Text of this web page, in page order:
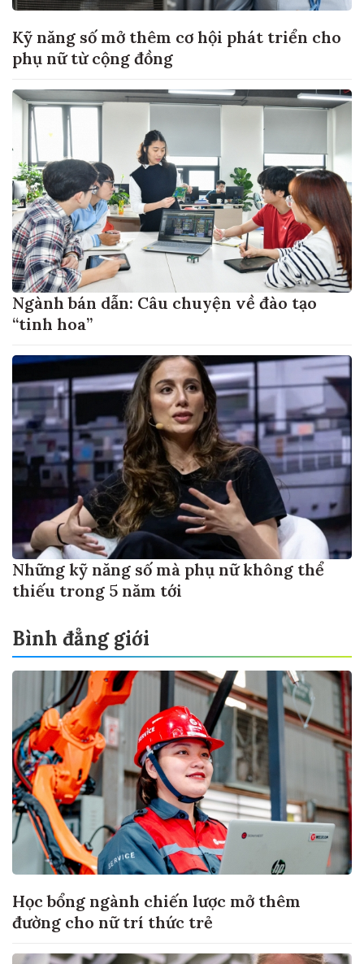
Kỹ năng số mở thêm cơ hội phát triển cho
phụ nữ từ cộng đồng
Ngành bán dẫn: Câu chuyện về đào tạo
“tinh hoa”
Những kỹ năng số mà phụ nữ không thể
thiếu trong 5 năm tới
Bình đẳng giới
Học bổng ngành chiến lược mở thêm
đường cho nữ trí thức trẻ